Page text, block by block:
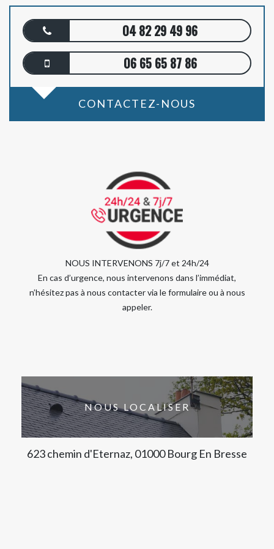
04 82 29 49 96
06 65 65 87 86
CONTACTEZ-NOUS
NOUS INTERVENONS 7j/7 et 24h/24
En cas d’urgence, nous intervenons dans l’immédiat,
n’hésitez pas à nous contacter via le formulaire ou à nous
appeler.
NOUS LOCALISER
623 chemin d'Eternaz, 01000 Bourg En Bresse